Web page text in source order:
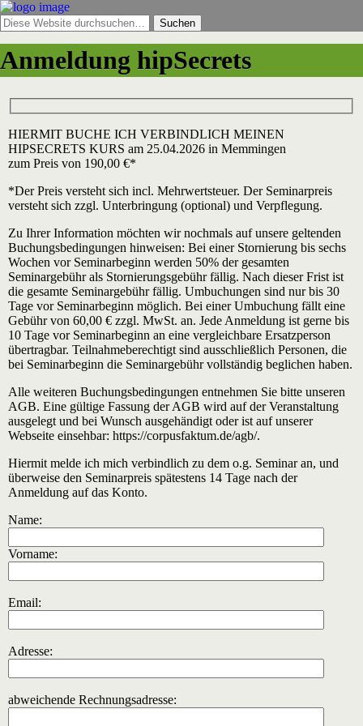
Anmeldung hipSecrets
HIERMIT BUCHE ICH VERBINDLICH MEINEN
HIPSECRETS KURS am 25.04.2026 in Memmingen
zum Preis von 190,00 €*
*Der Preis versteht sich incl. Mehrwertsteuer. Der Seminarpreis
versteht sich zzgl. Unterbringung (optional) und Verpflegung.
Zu Ihrer Information möchten wir nochmals auf unsere geltenden
Buchungsbedingungen hinweisen: Bei einer Stornierung bis sechs
Wochen vor Seminarbeginn werden 50% der gesamten
Seminargebühr als Stornierungsgebühr fällig. Nach dieser Frist ist
die gesamte Seminargebühr fällig. Umbuchungen sind nur bis 30
Tage vor Seminarbeginn möglich. Bei einer Umbuchung fällt eine
Gebühr von 60,00 € zzgl. MwSt. an. Jede Anmeldung ist gerne bis
10 Tage vor Seminarbeginn an eine vergleichbare Ersatzperson
übertragbar. Teilnahmeberechtigt sind ausschließlich Personen, die
bei Seminarbeginn die Seminargebühr vollständig beglichen haben.
Alle weiteren Buchungsbedingungen entnehmen Sie bitte unseren
AGB. Eine gültige Fassung der AGB wird auf der Veranstaltung
ausgelegt und bei Wunsch ausgehändigt oder ist auf unserer
Webseite einsehbar: https://corpusfaktum.de/agb/.
Hiermit melde ich mich verbindlich zu dem o.g. Seminar an, und
überweise den Seminarpreis spätestens 14 Tage nach der
Anmeldung auf das Konto.
Name:
Vorname:
Email:
Adresse:
abweichende Rechnungsadresse: